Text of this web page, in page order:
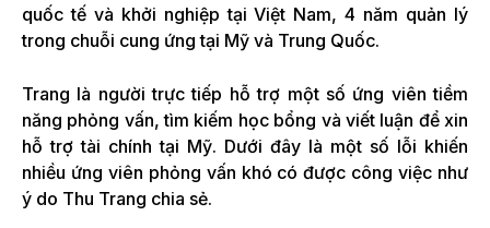
quốc tế và khởi nghiệp tại Việt Nam, 4 năm quản lý
trong chuỗi cung ứng tại Mỹ và Trung Quốc.
Trang là người trực tiếp hỗ trợ một số ứng viên tiềm
năng phỏng vấn, tìm kiếm học bổng và viết luận để xin
hỗ trợ tài chính tại Mỹ. Dưới đây là một số lỗi khiến
nhiều ứng viên phỏng vấn khó có được công việc như
ý do Thu Trang chia sẻ.